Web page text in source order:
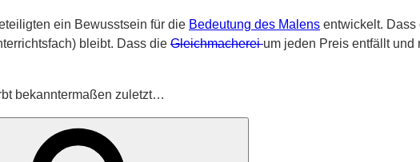
ein Bewusstsein für die Bedeutung des Malens entwickelt. Dass
bleibt. Dass die Gleichmachereium jeden Preis entfällt
bekanntermaßen zuletzt…